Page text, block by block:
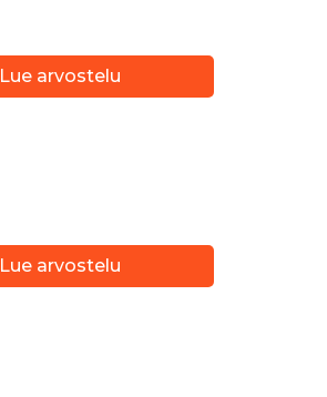
Lue arvostelu
Lue arvostelu